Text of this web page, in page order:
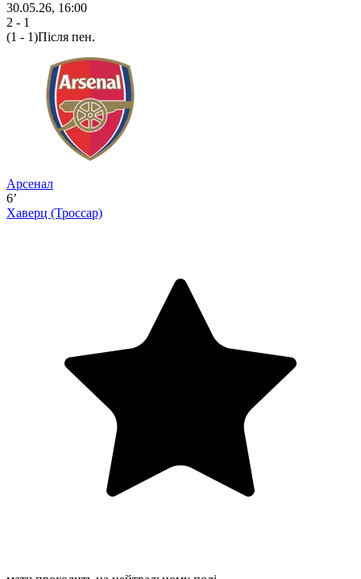
30.05.26, 16:00
2 - 1
(1 - 1)Після пен.
Арсенал
6’
Хаверц (Троссар)